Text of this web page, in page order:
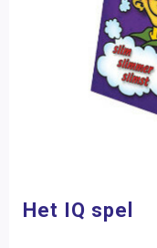
Het IQ spel